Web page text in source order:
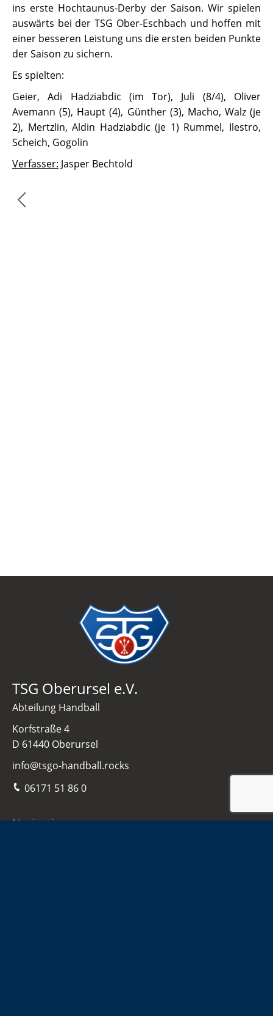
ins erste Hochtaunus-Derby der Saison. Wir spielen
auswärts bei der TSG Ober-Eschbach und hoffen mit
einer besseren Leistung uns die ersten beiden Punkte
der Saison zu sichern.
Es spielten:
Geier, Adi Hadziabdic (im Tor), Juli (8/4), Oliver
Avemann (5), Haupt (4), Günther (3), Macho, Walz (je
2), Mertzlin, Aldin Hadziabdic (je 1) Rummel, Ilestro,
Scheich, Gogolin
Verfasser: Jasper Bechtold
TSG Oberursel e.V.
Abteilung Handball
Korfstraße 4
D 61440 Oberursel
info@tsgo-handball.rocks
06171 51 86 0
Navigation